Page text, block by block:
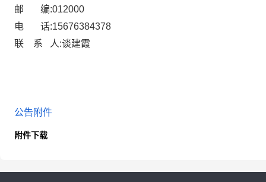
邮
编:012000
电
话:15676384378
联
系 人:谈建霞
公告附件
附件下载